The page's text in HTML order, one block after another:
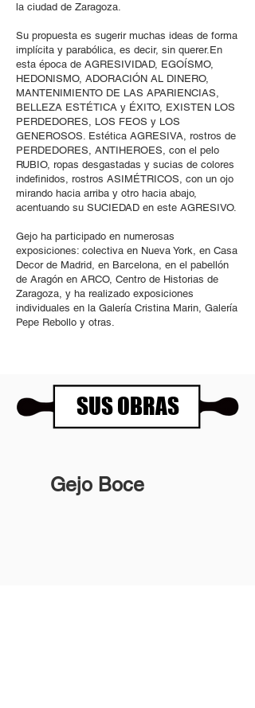
la ciudad de Zaragoza.
Su propuesta es sugerir muchas ideas de forma
implícita y parabólica, es decir, sin querer.En
esta época de AGRESIVIDAD, EGOÍSMO,
HEDONISMO, ADORACIÓN AL DINERO,
MANTENIMIENTO DE LAS APARIENCIAS,
BELLEZA ESTÉTICA y ÉXITO, EXISTEN LOS
PERDEDORES, LOS FEOS y LOS
GENEROSOS. Estética AGRESIVA, rostros de
PERDEDORES, ANTIHEROES, con el pelo
RUBIO, ropas desgastadas y sucias de colores
indefinidos, rostros ASIMÉTRICOS, con un ojo
mirando hacia arriba y otro hacia abajo,
acentuando su SUCIEDAD en este AGRESIVO.
Gejo ha participado en numerosas
exposiciones: colectiva en Nueva York, en Casa
Decor de Madrid, en Barcelona, en el pabellón
de Aragón en ARCO, Centro de Historias de
Zaragoza, y ha realizado exposiciones
individuales en la Galería Cristina Marin, Galería
Pepe Rebollo y otras.
SUS OBRAS
Gejo Boce